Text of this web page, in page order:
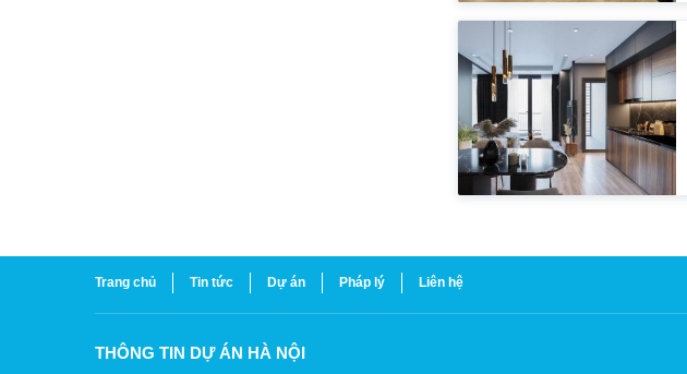
Trang chủ Tin tức Dự án Pháp lý Liên hệ
THÔNG TIN DỰ ÁN HÀ NỘI